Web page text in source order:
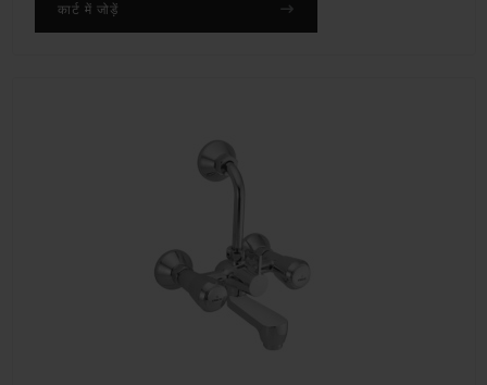
कार्ट में जोड़ें